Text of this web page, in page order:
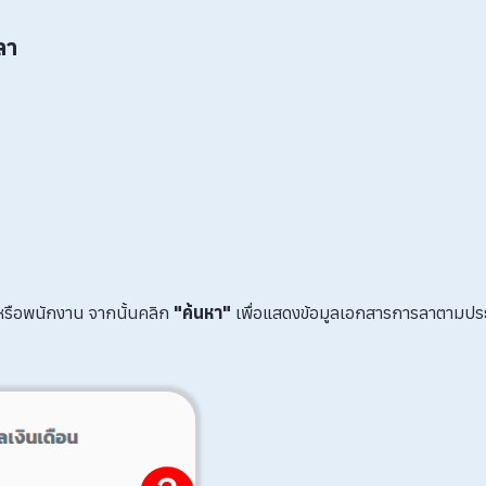
รือพนักงาน จากนั้นคลิก "ค้นหา" เพื่อแสดงข้อมูลเอกสารการลาตามป